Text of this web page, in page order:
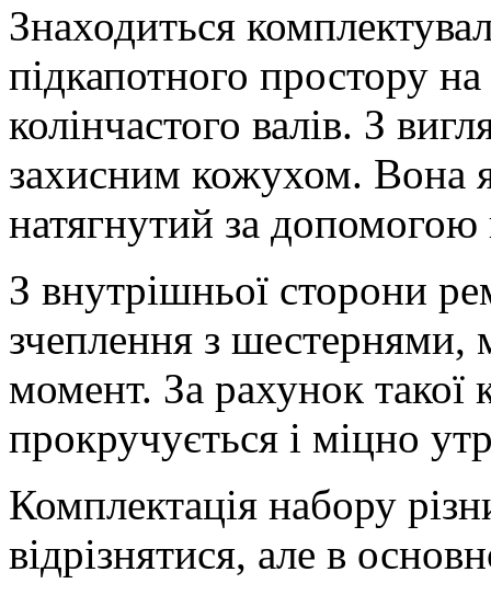
Знаходиться
підкапотного простору
колінчастого валів. З
захисним кожухом. Вона
натягнутий за допомогою
З внутрішньої сторони
зчеплення з шестернями,
момент. За рахунок такої
прокручується і міцно
Комплектація набору
відрізнятися, але в